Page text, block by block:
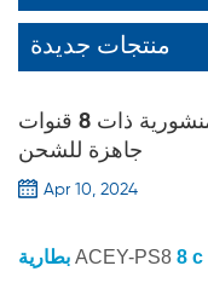
منتجات جديدة
آلة الفرز الأوتوماتيكية للبطارية المنشورية ذات 8 قنوات
جاهزة للشحن
Apr 10, 2024
بطارية ACEY-PS8 8 c